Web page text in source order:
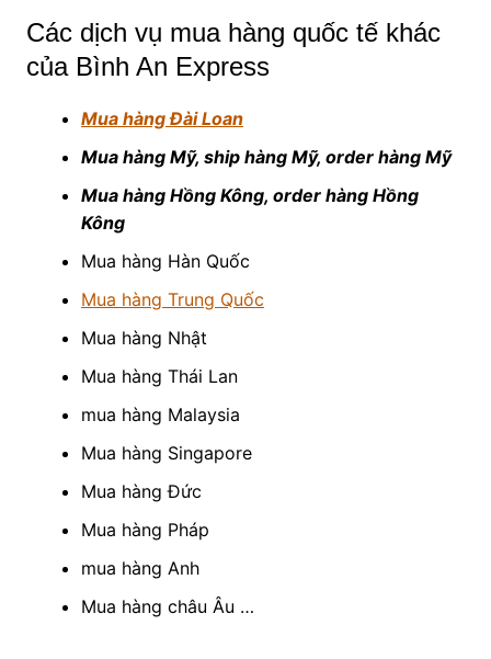
Các dịch vụ mua hàng quốc tế khác
của Bình An Express
Mua hàng Đài Loan
Mua hàng Mỹ, ship hàng Mỹ, order hàng Mỹ
Mua hàng Hồng Kông, order hàng Hồng
Kông
Mua hàng Hàn Quốc
Mua hàng Trung Quốc
Mua hàng Nhật
Mua hàng Thái Lan
mua hàng Malaysia
Mua hàng Singapore
Mua hàng Đức
Mua hàng Pháp
mua hàng Anh
Mua hàng châu Âu …